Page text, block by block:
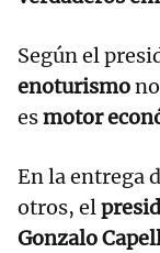
Según el
enoturismo
esmotor
En la entrega
otros, el
Gonzalo